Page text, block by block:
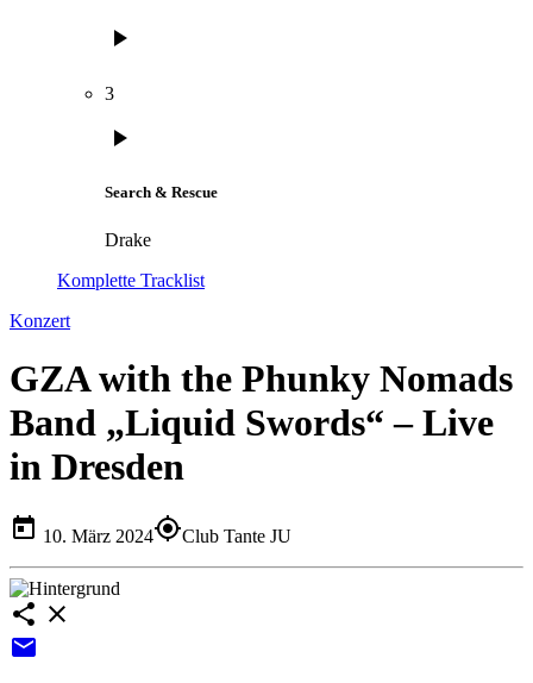
play_arrow
3
play_arrow
Search & Rescue
Drake
Komplette Tracklist
Konzert
GZA with the Phunky Nomads
Band „Liquid Swords“ – Live
in Dresden
today 10. März 2024my_locationClub Tante JU
share close
email